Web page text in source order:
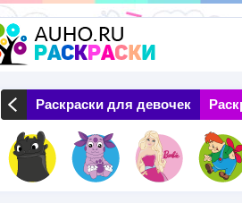
Раскраски для девочек